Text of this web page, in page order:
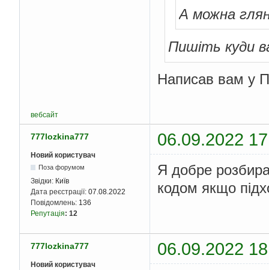
А можна
Пишіть куди
Написав вам у
вебсайт
777lozkina777 06.09.2022
Новий користувач
Поза форумом
Звідки: Київ
Дата реєстрації: 07.08.2022
Повідомлень: 136
Репутація: 12
Я добре
кодом якщо
777lozkina777 06.09.2022
Новий користувач